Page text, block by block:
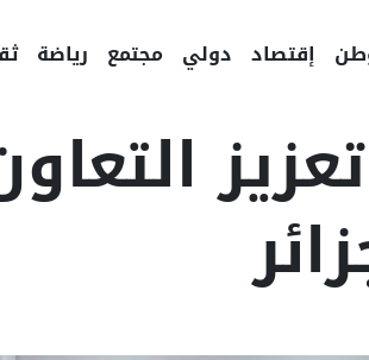
إقتصاد دولي مجتمع رياضة